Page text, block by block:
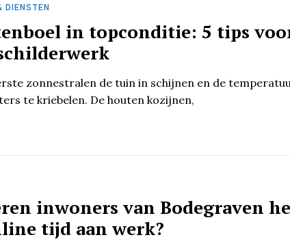
DIENSTEN
in topconditie: 5 tips
zonnestralen de tuin in schijnen en de
te kriebelen. De houten kozijnen,
inwoners van Bodegraven
tijd aan werk?